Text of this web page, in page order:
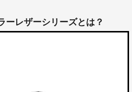
ーレザーシリーズとは？